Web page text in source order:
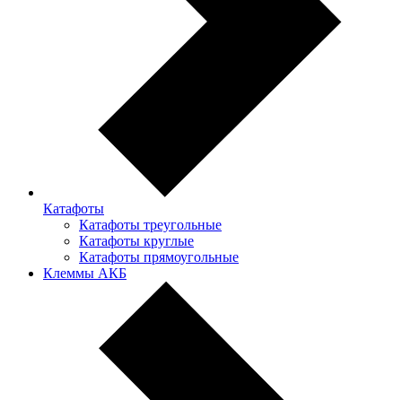
Катафоты
Катафоты треугольные
Катафоты круглые
Катафоты прямоугольные
Клеммы АКБ